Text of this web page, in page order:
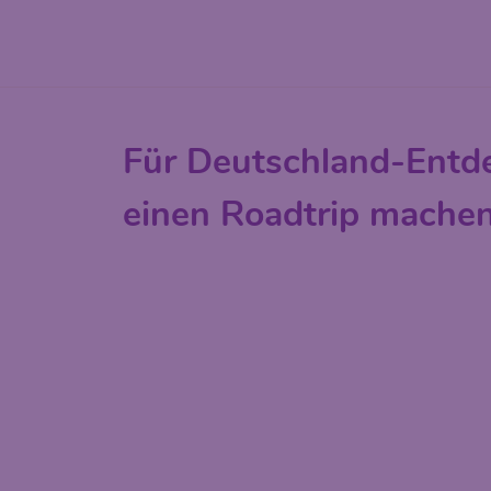
Für Deutschland-
einen Roadtrip